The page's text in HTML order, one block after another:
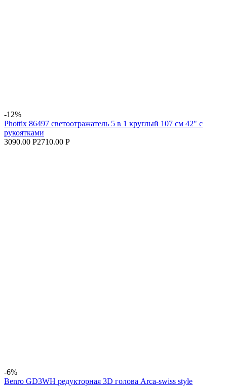
-12%
Phottix 86497 светоотражатель 5 в 1 круглый 107 см 42" с
рукоятками
3090.00 Р2710.00 Р
-6%
Benro GD3WH редукторная 3D голова Arca-swiss style